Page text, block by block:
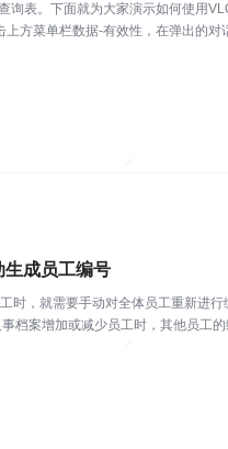
询表。下面就为大家演示如何使用
方菜单栏数据-有效性，在弹出的对
生成员工编号
时，就需要手动对全体员工重新进行
档案增加或减少员工时，其他员工